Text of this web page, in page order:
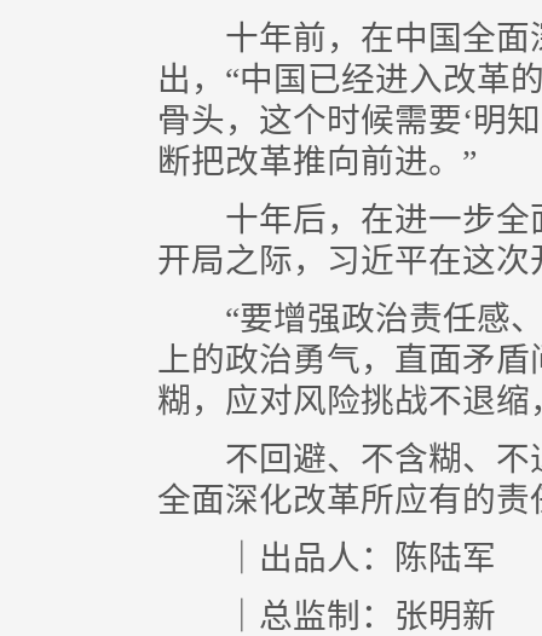
十年前，在中国全面
出，“中国已经进入改革
骨头，这个时候需要‘明
断把改革推向前进。”
十年后，在进一步全
开局之际，习近平在这
“要增强政治责任感、
上的政治勇气，直面矛
糊，应对风险挑战不退
不回避、不含糊、不
全面深化改革所应有的
｜出品人：陈陆军
｜总监制：张明新